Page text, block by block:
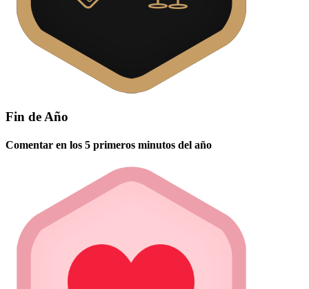
Fin de Año
Comentar en los 5 primeros minutos del año